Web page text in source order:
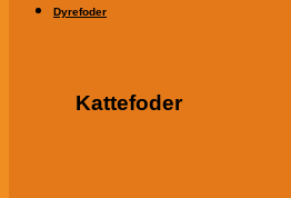
Dyrefoder
Kattefoder